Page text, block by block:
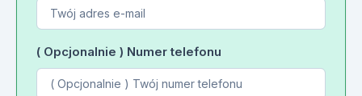
( Opcjonalnie ) Numer telefonu